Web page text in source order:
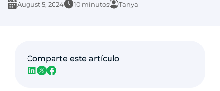
August 5, 2024 10 minutos Tanya
Comparte este artículo